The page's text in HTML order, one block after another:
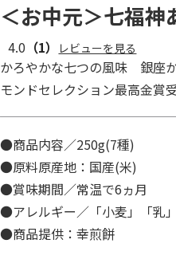
＜お中元＞七福神
4.0 （1） レビューを見る
かろやかな七つの風味 銀座
モンドセレクション最高金賞
●商品内容／250g(7種)
●原料原産地：国産(米)
●賞味期間／常温で6ヵ月
●アレルギー／「小麦」「乳
●商品提供：幸煎餅